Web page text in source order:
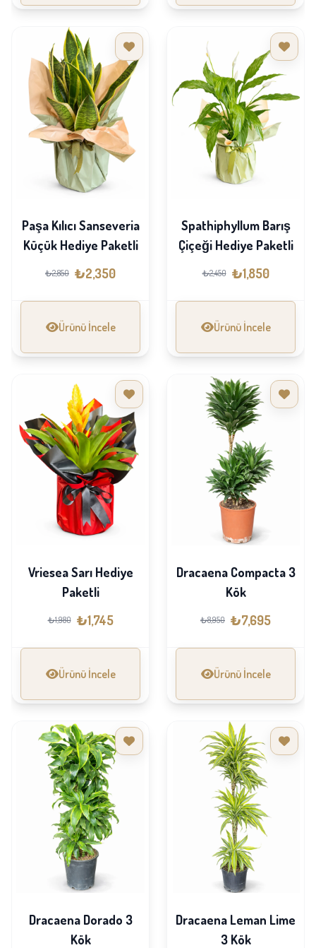
Paşa Kılıcı Sanseveria
Küçük Hediye Paketli
₺2,850 ₺2,350
Ürünü İncele
Spathiphyllum Barış
Çiçeği Hediye Paketli
₺2,450 ₺1,850
Ürünü İncele
Vriesea Sarı Hediye
Paketli
₺1,980 ₺1,745
Ürünü İncele
Dracaena Compacta 3
Kök
₺8,950 ₺7,695
Ürünü İncele
Dracaena Dorado 3
Kök
Dracaena Leman Lime
3 Kök